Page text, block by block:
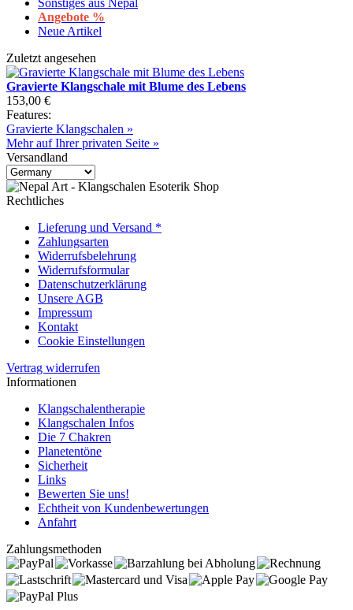
Angebote %
Neue Artikel
Zuletzt angesehen
Gravierte Klangschale mit Blume des Lebens
153,00 €
Features:
Gravierte Klangschalen »
Mehr auf Ihrer privaten Seite »
Versandland
Rechtliches
Lieferung und Versand *
Zahlungsarten
Widerrufsbelehrung
Widerrufsformular
Datenschutzerklärung
Unsere AGB
Impressum
Kontakt
Cookie Einstellungen
Vertrag widerrufen
Informationen
Klangschalentherapie
Klangschalen Infos
Die 7 Chakren
Planetentöne
Sicherheit
Links
Bewerten Sie uns!
Echtheit von Kundenbewertungen
Anfahrt
Zahlungsmethoden